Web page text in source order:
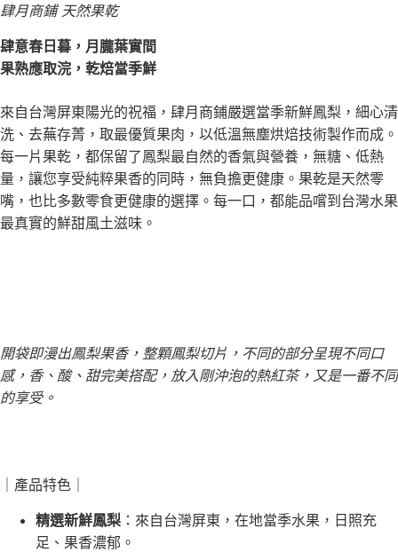
肆月商鋪 天然果乾
肆意春日暮，月朧葉實間
果熟應取浣，乾焙當季鮮
來自台灣屏東陽光的祝福，肆月商鋪嚴選當季新鮮鳳梨，細心清
洗、去蕪存菁，取最優質果肉，以低溫無塵烘焙技術製作而成。
每一片果乾，都保留了鳳梨最自然的香氣與營養，無糖、低熱
量，讓您享受純粹果香的同時，無負擔更健康。果乾是天然零
嘴，也比多數零食更健康的選擇。每一口，都能品嚐到台灣水果
最真實的鮮甜風土滋味。
開袋即漫出鳳梨果香， 整顆鳳梨切片， 不同的部分呈現不同口
感，​​ 香、酸、甜完美搭配， 放入剛沖泡的熱紅茶， 又是一番不同
的享受。
｜產品特色｜
精選新鮮鳳梨 ：來自台灣屏東，在地當季水果，日照充
足、果香濃郁。